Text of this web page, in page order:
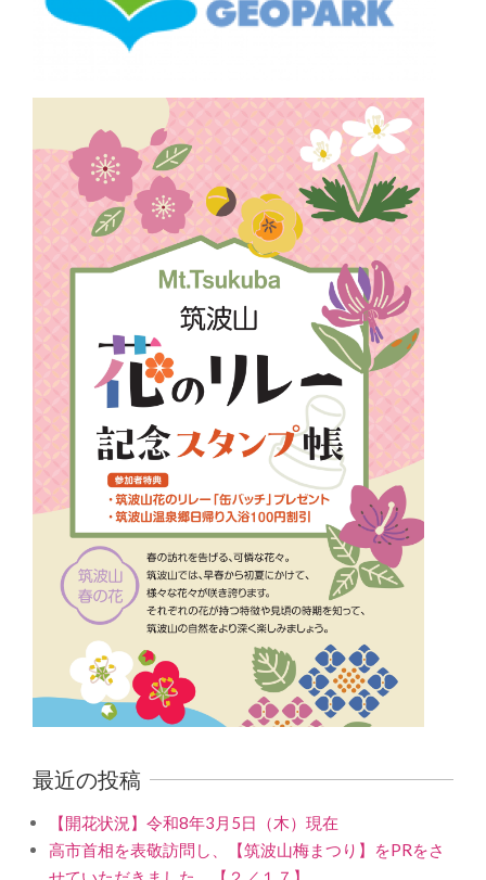
最近の投稿
【開花状況】令和8年3月5日（木）現在
高市首相を表敬訪問し、【筑波山梅まつり】をPRをさ